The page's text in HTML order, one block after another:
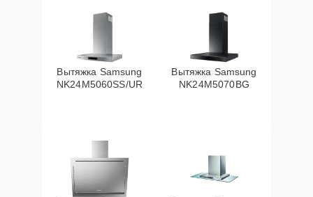
Вытяжка Samsung
NK24M5060SS/UR
Вытяжка Samsung
NK24M5070BG